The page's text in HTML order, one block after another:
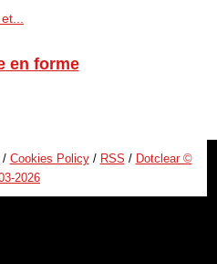
en forme
/ Cookies Policy/ RSS / Dotclear ©
2026